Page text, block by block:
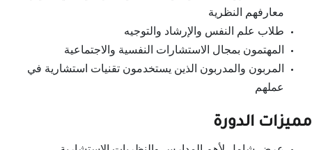
معارفهم النظرية
طلاب علم النفس والإرشاد والتوجيه
المهتمون بمجال الاستشارات النفسية والاجتماعية
المربون والمدربون الذين يستخدمون تقنيات استشارية في
عملهم
مميزات الدورة